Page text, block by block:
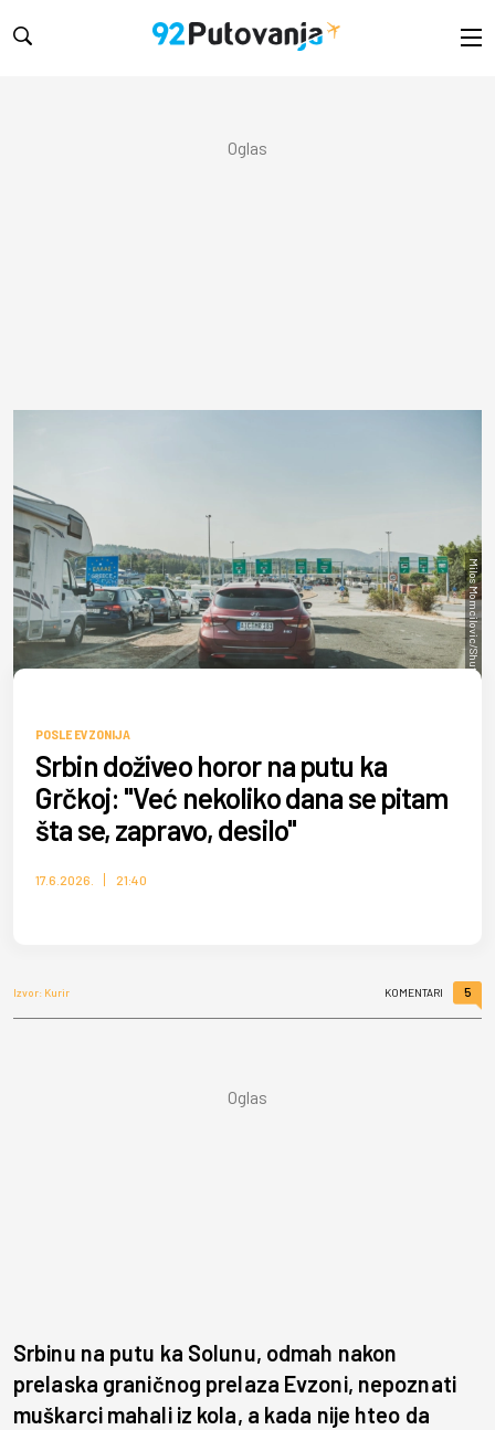
Milos Momcilovic/Shutterstock
POSLE EVZONIJA
Srbin doživeo horor na putu ka
Grčkoj: "Već nekoliko dana se pitam
šta se, zapravo, desilo"
17.6.2026. 21:40
Izvor: Kurir KOMENTARI 5
Srbinu na putu ka Solunu, odmah nakon
prelaska graničnog prelaza Evzoni, nepoznati
muškarci mahali iz kola, a kada nije hteo da